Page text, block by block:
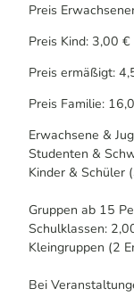
Preis
Preis Kind: 3,00 €
Preis ermäßigt:
Preis Familie:
Erwachsene &
Studenten &
Kinder & Schüler
Gruppen ab 15
Schulklassen:
Kleingruppen (2
Bei